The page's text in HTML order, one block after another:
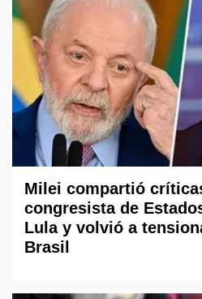
Milei compartió
congresista de
Lula y volvió a
Brasil